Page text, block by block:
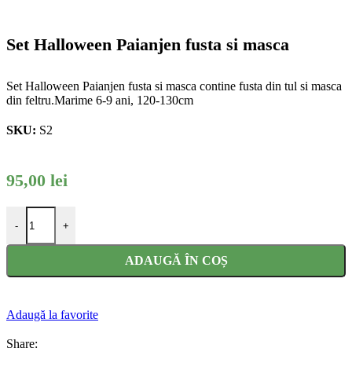
Set Halloween Paianjen fusta si masca
Set Halloween Paianjen fusta si masca contine fusta din tul si masca
din feltru.Marime 6-9 ani, 120-130cm
SKU: S2
95,00 lei
-
Cantitate Set Halloween Paianjen fusta si masca
+
ADAUGĂ ÎN COȘ
Adaugă la favorite
Share: